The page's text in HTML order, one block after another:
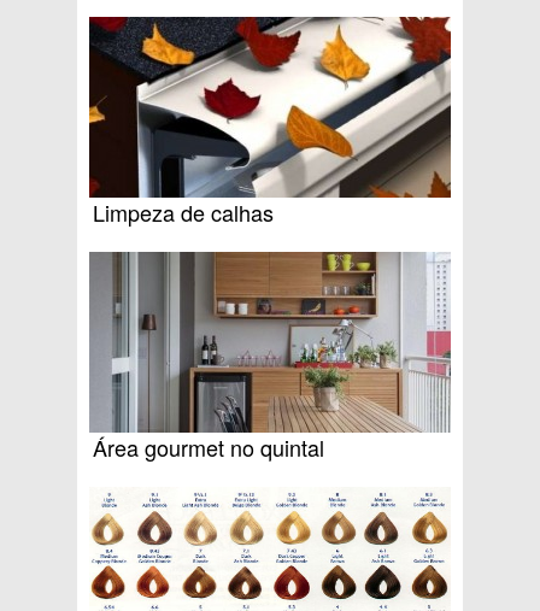
Limpeza de calhas
Área gourmet no quintal